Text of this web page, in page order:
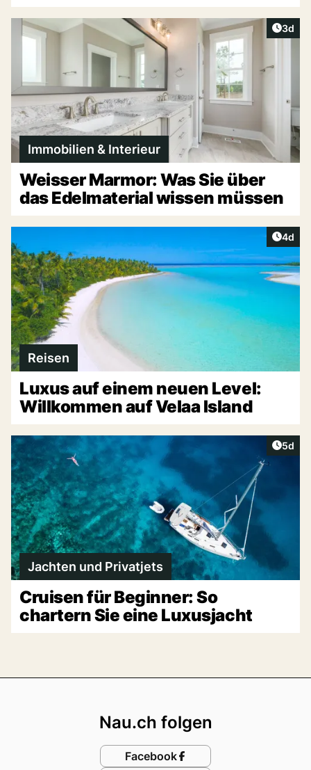
3d
Immobilien & Interieur
Weisser Marmor: Was Sie über
das Edelmaterial wissen müssen
4d
Reisen
Luxus auf einem neuen Level:
Willkommen auf Velaa Island
5d
Jachten und Privatjets
Cruisen für Beginner: So
chartern Sie eine Luxusjacht
Nau.ch folgen
Facebook